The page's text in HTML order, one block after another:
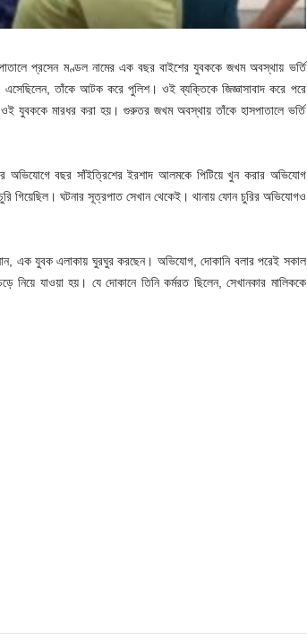
প্রসেন মণ্ডল নামের এক বছর বাইশের যুবককে জখম অবস্থায় ভর্তি
তাঁকে আটক করে পুলিশ। ওই ব্যক্তিকে জিজ্ঞাসাবাদ করে পরে
যুবককে মারধর করা হয়। গুরুতর জখম অবস্থায় তাঁকে হাসপাতালে ভর্তি
অভিযোগে বছর সাঁইত্রিশের ইরশাদ আলমকে পিটিয়ে খুন করার অভিযোগ
গিয়েছিল। ঘটনার সূত্রপাত সেখান থেকেই। থানায় ফোন চুরির অভিযোগও
এক যুবক এলাকায় ঘুরঘুর করছেন। অভিযোগ, দোকানি বলার পরেই সকাল
নিয়ে যাওয়া হয়। যে দোকানে তিনি কর্মরত ছিলেন, সেখানকার মালিককে